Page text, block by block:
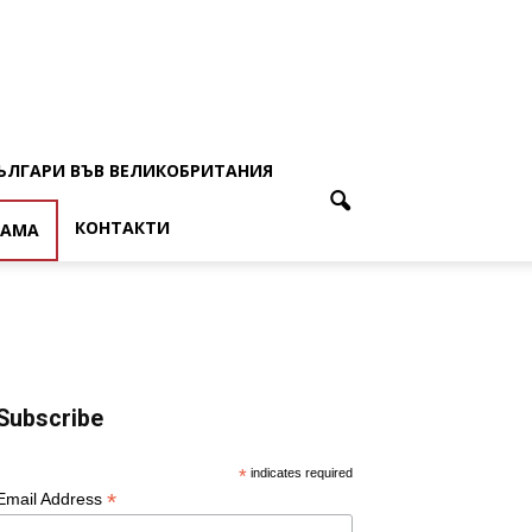
ВЪВ ВЕЛИКОБРИТАНИЯ
КОНТАКТИ
* indicates required
Address *